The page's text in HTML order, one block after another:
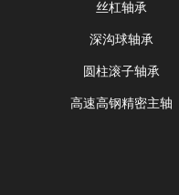
丝杠轴承
深沟球轴承
圆柱滚子轴承
高速高钢精密主轴